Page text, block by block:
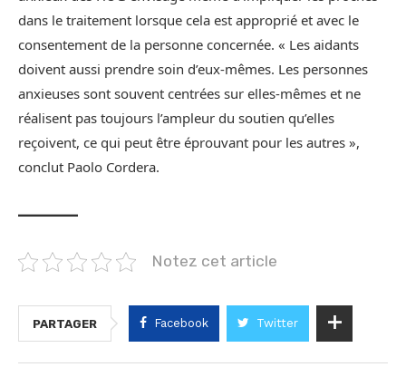
dans le traitement lorsque cela est approprié et avec le
consentement de la personne concernée. « Les aidants
doivent aussi prendre soin d’eux-mêmes. Les personnes
anxieuses sont souvent centrées sur elles-mêmes et ne
réalisent pas toujours l’ampleur du soutien qu’elles
reçoivent, ce qui peut être éprouvant pour les autres »,
conclut Paolo Cordera.
Notez cet article
PARTAGER Facebook Twitter